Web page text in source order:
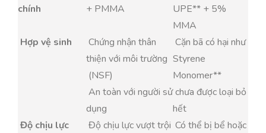
chính
+ PMMA
UPE** + 5%
MMA
Hợp vệ sinh
Chứng nhận thân
thiện với môi trường
(NSF)
An toàn với người sử
dụng
Cặn bã có hại như
Styrene
Monomer**
chưa được loại bỏ
hết
Độ chịu lực
Độ chịu lực vượt trội Có thể bị bể hoặc